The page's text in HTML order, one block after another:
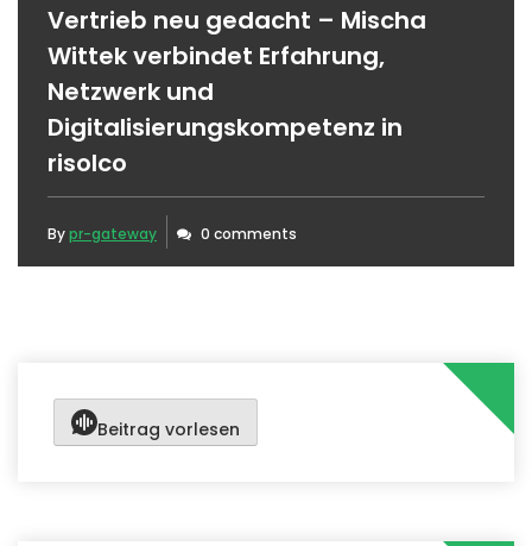
Vertrieb neu gedacht – Mischa
Wittek verbindet Erfahrung,
Netzwerk und
Digitalisierungskompetenz in
risolco
Bypr-gateway 0 comments
Beitrag vorlesen